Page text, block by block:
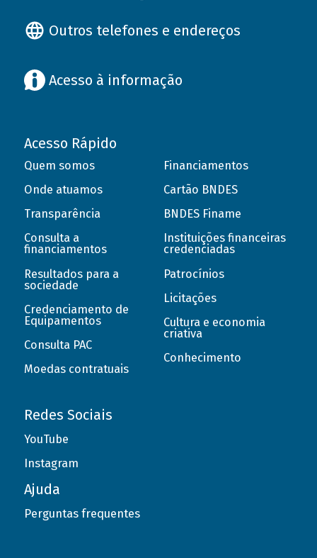
Outros telefones e endereços
Acesso à informação
Acesso Rápido
Quem somos
Onde atuamos
Transparência
Consulta a
financiamentos
Resultados para a
sociedade
Credenciamento de
Equipamentos
Consulta PAC
Moedas contratuais
Financiamentos
Cartão BNDES
BNDES Finame
Instituições financeiras
credenciadas
Patrocínios
Licitações
Cultura e economia
criativa
Conhecimento
Redes Sociais
YouTube
Instagram
Ajuda
Perguntas frequentes